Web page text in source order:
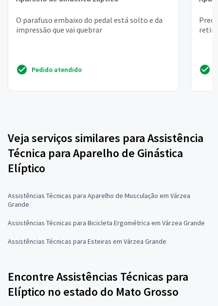
O parafuso embaixo do pedal está solto e da
impressão que vai quebrar
Pedido atendido
Veja serviços similares para Assistência
Técnica para Aparelho de Ginástica
Elíptico
Assistências Técnicas para Aparelho de Musculação em Várzea
Grande
Assistências Técnicas para Bicicleta Ergométrica em Várzea Grande
Assistências Técnicas para Esteiras em Várzea Grande
Encontre Assistências Técnicas para
Elíptico no estado do Mato Grosso